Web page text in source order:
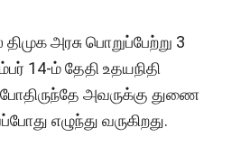
அரசு பொறுப்பேற்று 3
14-ம் தேதி உதயநிதி
அவருக்கு துணை
எழுந்து வருகிறது.